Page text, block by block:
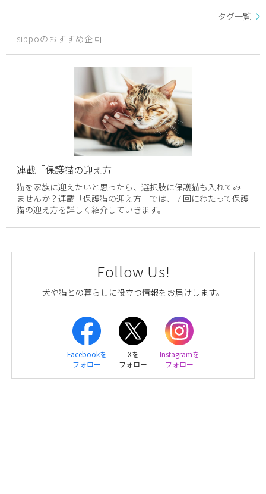
タグ一覧
sippoのおすすめ企画
連載「保護猫の迎え方」
猫を家族に迎えたいと思ったら、選択肢に保護猫も入れてみ
ませんか？連載「保護猫の迎え方」では、７回にわたって保護
猫の迎え方を詳しく紹介していきます。
Follow Us!
犬や猫との暮らしに役立つ情報をお届けします。
Facebookを
フォロー
Xを
フォロー
Instagramを
フォロー